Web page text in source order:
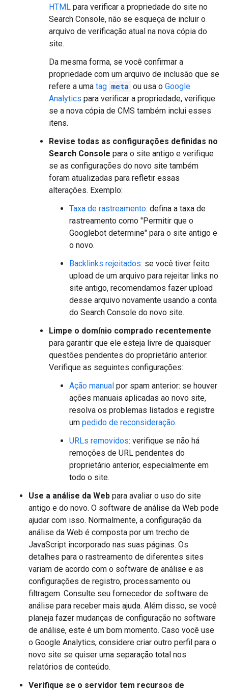
HTML para verificar a propriedade do site no
Search Console, não se esqueça de incluir o
arquivo de verificação atual na nova cópia do
site.
Da mesma forma, se você confirmar a
propriedade com um arquivo de inclusão que se
refere a uma tag meta ou usa o Google
Analytics para verificar a propriedade, verifique
se a nova cópia de CMS também inclui esses
itens.
Revise todas as configurações definidas no
Search Console para o site antigo e verifique
se as configurações do novo site também
foram atualizadas para refletir essas
alterações. Exemplo:
Taxa de rastreamento: defina a taxa de
rastreamento como "Permitir que o
Googlebot determine" para o site antigo e
o novo.
Backlinks rejeitados: se você tiver feito
upload de um arquivo para rejeitar links no
site antigo, recomendamos fazer upload
desse arquivo novamente usando a conta
do Search Console do novo site.
Limpe o domínio comprado recentemente
para garantir que ele esteja livre de quaisquer
questões pendentes do proprietário anterior.
Verifique as seguintes configurações:
Ação manual por spam anterior: se houver
ações manuais aplicadas ao novo site,
resolva os problemas listados e registre
um pedido de reconsideração.
URLs removidos: verifique se não há
remoções de URL pendentes do
proprietário anterior, especialmente em
todo o site.
Use a análise da Web para avaliar o uso do site
antigo e do novo. O software de análise da Web pode
ajudar com isso. Normalmente, a configuração da
análise da Web é composta por um trecho de
JavaScript incorporado nas suas páginas. Os
detalhes para o rastreamento de diferentes sites
variam de acordo com o software de análise e as
configurações de registro, processamento ou
filtragem. Consulte seu fornecedor de software de
análise para receber mais ajuda. Além disso, se você
planeja fazer mudanças de configuração no software
de análise, este é um bom momento. Caso você use
o Google Analytics, considere criar outro perfil para o
novo site se quiser uma separação total nos
relatórios de conteúdo.
Verifique se o servidor tem recursos de